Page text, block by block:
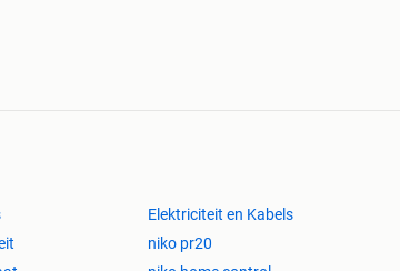
Elektriciteit en Kabels
niko pr20